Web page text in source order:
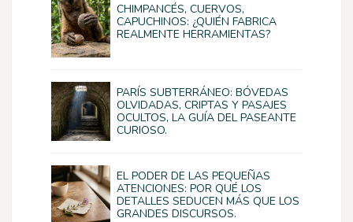
CHIMPANCÉS, CUERVOS,
CAPUCHINOS: ¿QUIÉN FABRICA
REALMENTE HERRAMIENTAS?
PARÍS SUBTERRÁNEO: BÓVEDAS
OLVIDADAS, CRIPTAS Y PASAJES
OCULTOS, LA GUÍA DEL PASEANTE
CURIOSO.
EL PODER DE LAS PEQUEÑAS
ATENCIONES: POR QUÉ LOS
DETALLES SEDUCEN MÁS QUE LOS
GRANDES DISCURSOS.